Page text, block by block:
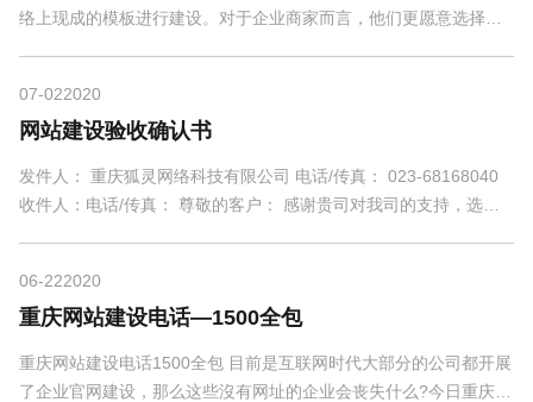
络上现成的模板进行建设。对于企业商家而言，他们更愿意选择网
07-022020
网站建设验收确认书
发件人： 重庆狐灵网络科技有限公司 电话/传真： 023-68168040
收件人：电话/传真： 尊敬的客户： 感谢贵司对我司的支持，选择
06-222020
重庆网站建设电话—1500全包
重庆网站建设电话1500全包 目前是互联网时代大部分的公司都开展
了企业官网建设，那么这些沒有网址的企业会丧失什么?今日重庆网